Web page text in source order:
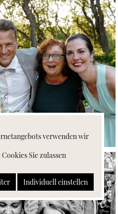
verwenden wir
Sie zulassen
Individuell einstellen